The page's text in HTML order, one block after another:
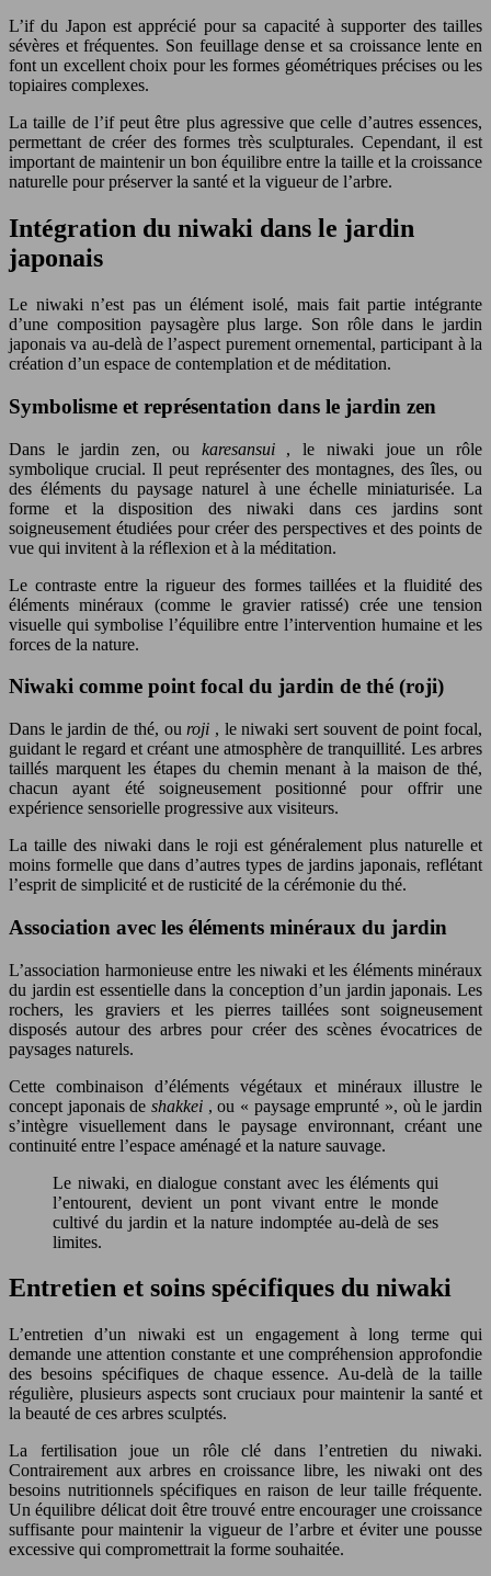
L’if du Japon est apprécié pour sa capacité à supporter des tailles
sévères et fréquentes. Son feuillage dense et sa croissance lente en
font un excellent choix pour les formes géométriques précises ou les
topiaires complexes.
La taille de l’if peut être plus agressive que celle d’autres essences,
permettant de créer des formes très sculpturales. Cependant, il est
important de maintenir un bon équilibre entre la taille et la croissance
naturelle pour préserver la santé et la vigueur de l’arbre.
Intégration du niwaki dans le jardin
japonais
Le niwaki n’est pas un élément isolé, mais fait partie intégrante
d’une composition paysagère plus large. Son rôle dans le jardin
japonais va au-delà de l’aspect purement ornemental, participant à la
création d’un espace de contemplation et de méditation.
Symbolisme et représentation dans le jardin zen
Dans le jardin zen, ou karesansui , le niwaki joue un rôle
symbolique crucial. Il peut représenter des montagnes, des îles, ou
des éléments du paysage naturel à une échelle miniaturisée. La
forme et la disposition des niwaki dans ces jardins sont
soigneusement étudiées pour créer des perspectives et des points de
vue qui invitent à la réflexion et à la méditation.
Le contraste entre la rigueur des formes taillées et la fluidité des
éléments minéraux (comme le gravier ratissé) crée une tension
visuelle qui symbolise l’équilibre entre l’intervention humaine et les
forces de la nature.
Niwaki comme point focal du jardin de thé (roji)
Dans le jardin de thé, ou roji , le niwaki sert souvent de point focal,
guidant le regard et créant une atmosphère de tranquillité. Les arbres
taillés marquent les étapes du chemin menant à la maison de thé,
chacun ayant été soigneusement positionné pour offrir une
expérience sensorielle progressive aux visiteurs.
La taille des niwaki dans le roji est généralement plus naturelle et
moins formelle que dans d’autres types de jardins japonais, reflétant
l’esprit de simplicité et de rusticité de la cérémonie du thé.
Association avec les éléments minéraux du jardin
L’association harmonieuse entre les niwaki et les éléments minéraux
du jardin est essentielle dans la conception d’un jardin japonais. Les
rochers, les graviers et les pierres taillées sont soigneusement
disposés autour des arbres pour créer des scènes évocatrices de
paysages naturels.
Cette combinaison d’éléments végétaux et minéraux illustre le
concept japonais de shakkei , ou « paysage emprunté », où le jardin
s’intègre visuellement dans le paysage environnant, créant une
continuité entre l’espace aménagé et la nature sauvage.
Le niwaki, en dialogue constant avec les éléments qui
l’entourent, devient un pont vivant entre le monde
cultivé du jardin et la nature indomptée au-delà de ses
limites.
Entretien et soins spécifiques du niwaki
L’entretien d’un niwaki est un engagement à long terme qui
demande une attention constante et une compréhension approfondie
des besoins spécifiques de chaque essence. Au-delà de la taille
régulière, plusieurs aspects sont cruciaux pour maintenir la santé et
la beauté de ces arbres sculptés.
La fertilisation joue un rôle clé dans l’entretien du niwaki.
Contrairement aux arbres en croissance libre, les niwaki ont des
besoins nutritionnels spécifiques en raison de leur taille fréquente.
Un équilibre délicat doit être trouvé entre encourager une croissance
suffisante pour maintenir la vigueur de l’arbre et éviter une pousse
excessive qui compromettrait la forme souhaitée.